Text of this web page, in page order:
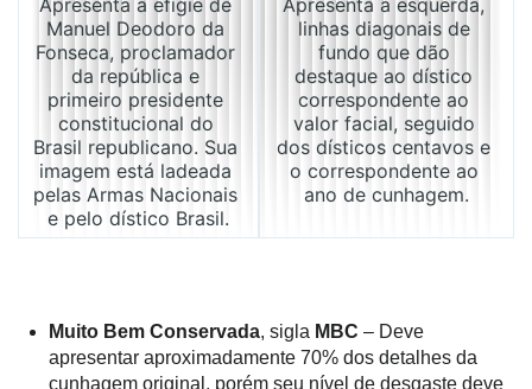
Manuel Deodoro da
Fonseca, proclamador
da república e
primeiro presidente
constitucional do
Brasil republicano. Sua
imagem está ladeada
pelas Armas Nacionais
e pelo dístico Brasil.
linhas diagonais de
fundo que dão
destaque ao dístico
correspondente ao
valor facial, seguido
dos dísticos centavos e
o correspondente ao
ano de cunhagem.
Muito Bem Conservada, sigla MBC – Deve
apresentar aproximadamente 70% dos detalhes da
cunhagem original, porém seu nível de desgaste deve